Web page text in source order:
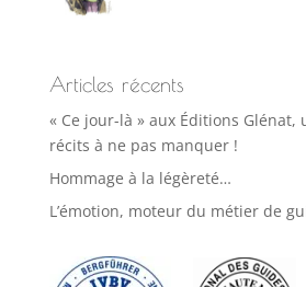
Articles récents
« Ce jour-là » aux Éditions Glénat,
récits à ne pas manquer !
Hommage à la légèreté…
L’émotion, moteur du métier de